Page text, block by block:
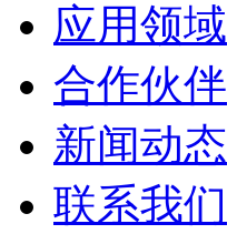
应用领域
合作伙伴
新闻动态
联系我们